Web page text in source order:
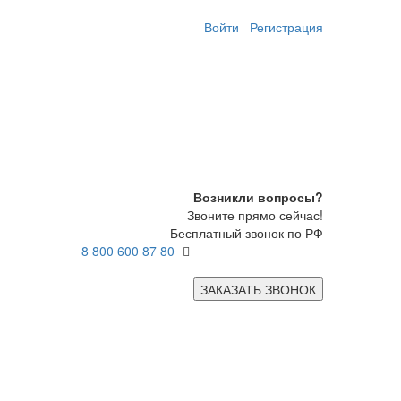
Войти Регистрация
Возникли вопросы?
Звоните прямо сейчас!
Бесплатный звонок по РФ
8 800 600 87 80
ЗАКАЗАТЬ ЗВОНОК